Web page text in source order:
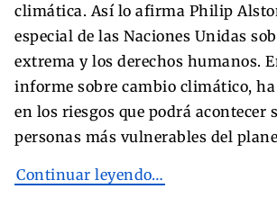
climática. Así lo afirma Philip
especial de las Naciones Unidas
extrema y los derechos humanos.
informe sobre cambio climático, ha
en los riesgos que podrá acontecer
personas más vulnerables del
Continuar leyendo…